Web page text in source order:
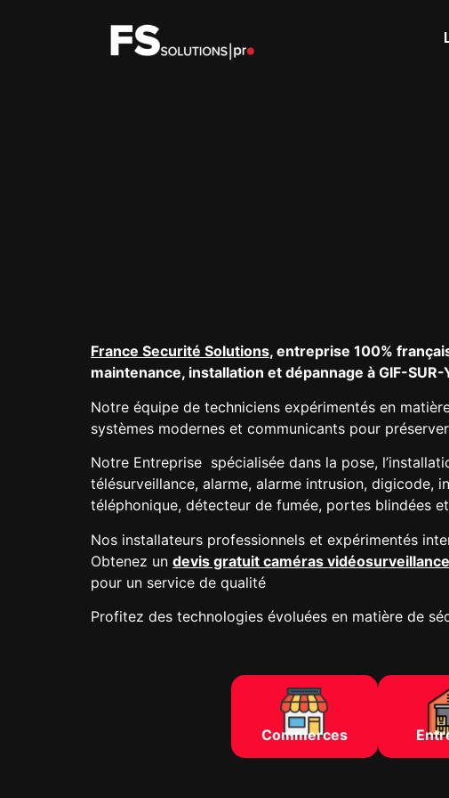
France Securité Solutions, entreprise 100%
maintenance, installation et dépannage à GIF-SUR-
Notre équipe de techniciens expérimentés en
systèmes modernes et communicants pour
Notre Entreprise spécialisée dans la pose,
télésurveillance, alarme, alarme intrusion, digicode,
téléphonique, détecteur de fumée, portes blindées
Nos installateurs professionnels et expérimentés
Obtenez un devis gratuit caméras
pour un service de qualité
Profitez des technologies évoluées en matière de
Commerces